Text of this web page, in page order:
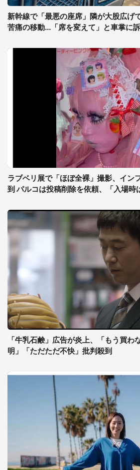
新幹線で「最悪の座席」隣が大股広げ
苦痛の移動...「席を変えて」と車掌に
ラブベリ展で「ほぼ全裸」撮影、イン
到 パルコは投稿削除を依頼、「入場時
「牛乳石鹸」広告が炎上、「もう買わ
明」「ただただ不快」批判殺到